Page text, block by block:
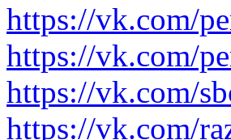
https://vk.com/
https://vk.com/
https://vk.com/
https://vk.com/